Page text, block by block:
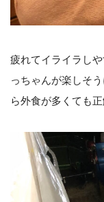
疲れてイライラし
っちゃんが楽しそ
ら外食が多くても